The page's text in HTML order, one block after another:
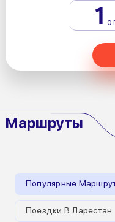
1 0
Маршруты
Популярные
Поездки В Ларестан